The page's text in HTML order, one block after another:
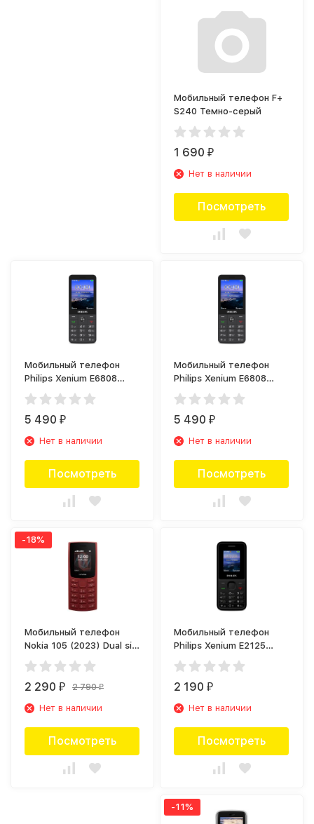
Мобильный телефон F+
S240 Темно-серый
1 690₽
Нет в наличии
Посмотреть
Мобильный телефон
Philips Xenium E6808
Черный
5 490₽
Нет в наличии
Посмотреть
Мобильный телефон
Philips Xenium E6808
Черный
5 490₽
Нет в наличии
Посмотреть
-18%
Мобильный телефон
Nokia 105 (2023) Dual sim
Красный
2 290₽ 2 790₽
Нет в наличии
Посмотреть
Мобильный телефон
Philips Xenium E2125
Черный
2 190₽
Нет в наличии
Посмотреть
-11%